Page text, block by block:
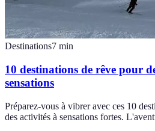
Destinations7 min
10 destinations de rêve pour
sensations
Préparez-vous à vibrer avec ces 10
des activités à sensations fortes.